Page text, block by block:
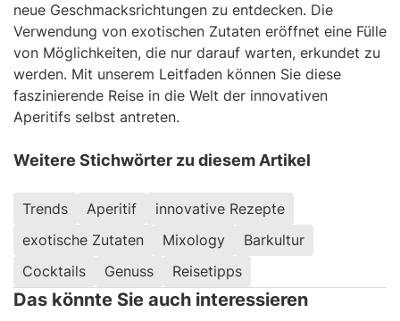
neue Geschmacksrichtungen zu entdecken. Die
Verwendung von exotischen Zutaten eröffnet eine Fülle
von Möglichkeiten, die nur darauf warten, erkundet zu
werden. Mit unserem Leitfaden können Sie diese
faszinierende Reise in die Welt der innovativen
Aperitifs selbst antreten.
Weitere Stichwörter zu diesem Artikel
Trends Aperitif
innovative Rezepte
exotische Zutaten
Mixology
Barkultur
Cocktails
Genuss Reisetipps
Das könnte Sie auch interessieren